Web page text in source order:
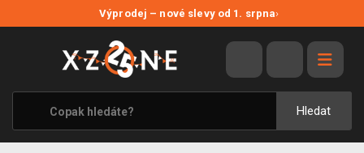
Výprodej – nové slevy od 1. srpna›
Hledat
VÝPRODEJ
VIDEOHRY
XZONE ORIGINALS
TÉMATIKY